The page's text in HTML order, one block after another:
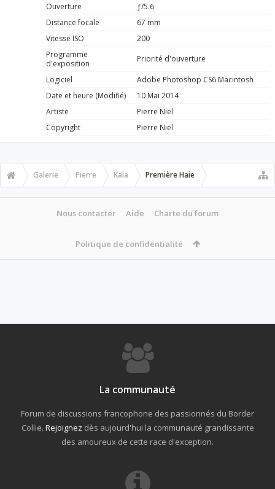
Ouverture
ƒ/5.6
Distance focale
67 mm
Vitesse ISO
200
Programme
d'exposition
Priorité d'ouverture
Logiciel
Adobe Photoshop CS6 Macintosh
Date et heure (Modifié)
10 Mai 2014
Artiste
Pierre Niel
Copyright
Pierre Niel
Galerie Pierre Kala Première Haie
Nous contacter Aide Charte du forum
Politique de confidentialité
La communauté
Forum de discussions francophone des passionnés du Border
Collie. Rejoignez dès aujourd'hui la communauté grandissante
des amoureux de cette race d'exception.